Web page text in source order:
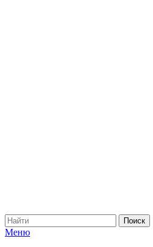
Меню